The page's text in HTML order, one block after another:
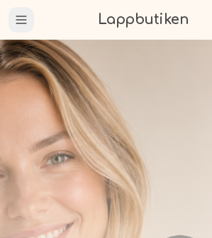
Lappbutiken